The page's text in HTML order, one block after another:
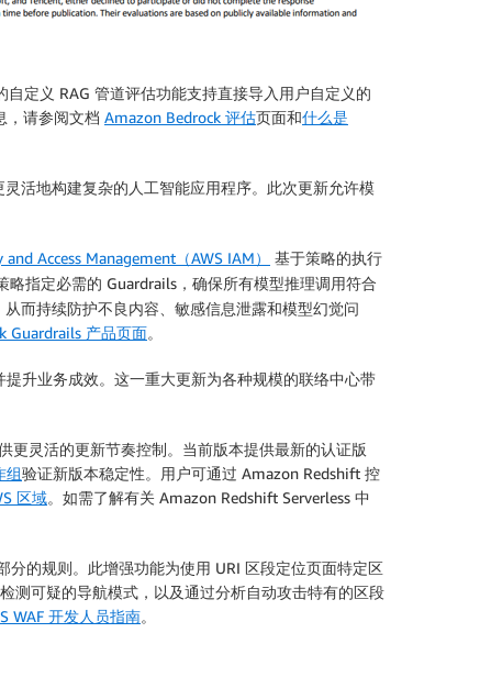
定义 RAG 管道评估功能支持直接导入用户自定义的
，请参阅文档 Amazon Bedrock 评估页面和什么是
活地构建复杂的人工智能应用程序。此次更新允许模
Access Management（AWS IAM）
基于策略的执行
略指定必需的 Guardrails，确保所有模型推理调用符合
而持续防护不良内容、敏感信息泄露和模型幻觉问
Guardrails 产品页面。
升业务成效。这一重大更新为各种规模的联络中心带
更灵活的更新节奏控制。当前版本提供最新的认证版
组验证新版本稳定性。用户可通过 Amazon Redshift 控
区域。如需了解有关 Amazon Redshift Serverless 中
分的规则。此增强功能为使用 URI 区段定位页面特定区
测可疑的导航模式，以及通过分析自动攻击特有的区段
WAF 开发人员指南。